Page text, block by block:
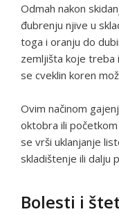
Odmah nakon
đubrenju njive u
toga i oranju do
zemljišta koje treba
se cveklin koren
Ovim načinom
oktobra ili
se vrši uklanjanje
skladištenje ili dalju
Bolesti i